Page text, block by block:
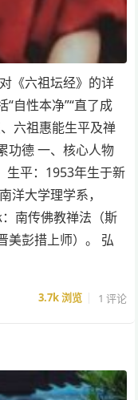
《六祖坛经》的详
自性本净”“直了成
六祖惠能生平及禅
功德 一、核心人物
生平：1953年生于新
洋大学理学系，
南传佛教禅法（斯
美彭措上师）。 弘
3.7k浏览 1 评论